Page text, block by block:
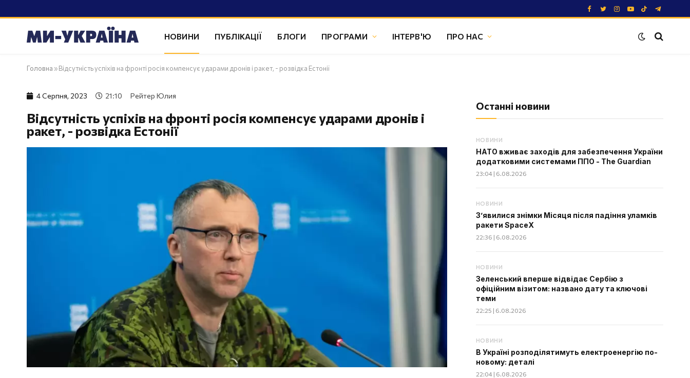
Facebook
TwitterInstagram
YouTube
TikTokTelegram
НОВИНИ ПУБЛІКАЦІЇ БЛОГИ ПРОГРАМИ ІНТЕРВ'Ю ПРО НАС
Головна »Відсутність успіхів на фронті росія компенсує ударами дронів і ракет, - розвідка Естонії
4 Серпня, 2023 21:10 Рейтер Юлия
Відсутність успіхів на фронті росія компенсує ударами дронів і
ракет, - розвідка Естонії
Останні новини
НОВИНИ
НАТО вживає заходів для забезпечення України
додатковими системами ППО - The Guardian
23:04 | 6.08.2026
НОВИНИ
З’явилися знімки Місяця після падіння уламків
ракети SpaceX
22:36 | 6.08.2026
НОВИНИ
Зеленський вперше відвідає Сербію з
офіційним візитом: названо дату та ключові
теми
22:25 | 6.08.2026
НОВИНИ
В Україні розподілятимуть електроенергію по-
новому: деталі
22:04 | 6.08.2026